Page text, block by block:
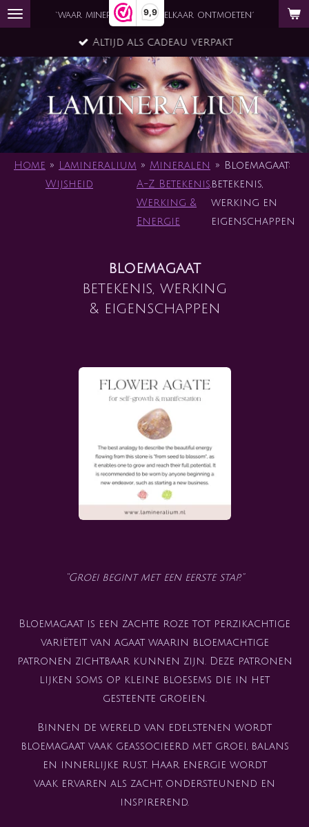
9,9
Ga
de
hoofdinhoud
`waar mineraal en ziel elkaar ontmoeten´
Altijd als cadeau verpakt
Home »
Lamineralium
Wijsheid
» Mineralen
A-Z Betekenis,
Werking &
Energie
»
Bloemagaat:
betekenis,
werking en
eigenschappen
bloemagaat
betekenis, werking
& eigenschappen
“Groei begint met een eerste stap.”
Bloemagaat is een zachte roze tot perzikachtige
variëteit van agaat waarin bloemachtige
patronen zichtbaar kunnen zijn. Deze patronen
lijken soms op kleine bloesems die in het
gesteente groeien.
Binnen de wereld van edelstenen wordt
bloemagaat vaak geassocieerd met groei, balans
en innerlijke rust. Haar energie wordt
vaak ervaren als zacht, ondersteunend en
inspirerend.